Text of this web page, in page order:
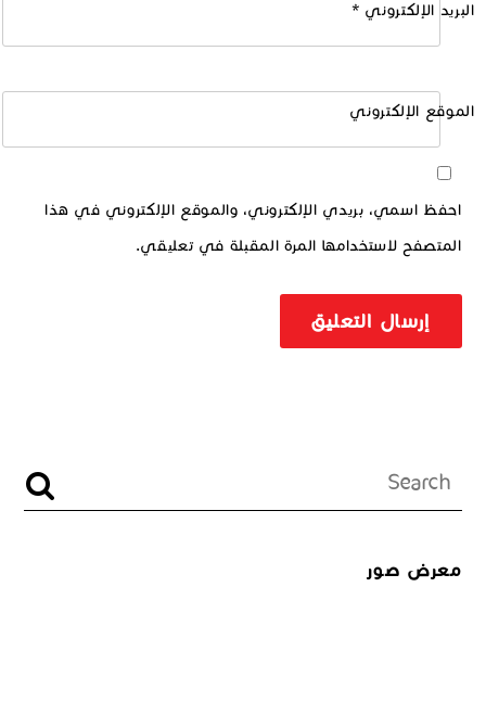
البريد الإلكتروني *
الموقع الإلكتروني
احفظ اسمي، بريدي الإلكتروني، والموقع الإلكتروني في هذا
المتصفح لاستخدامها المرة المقبلة في تعليقي.
معرض صور